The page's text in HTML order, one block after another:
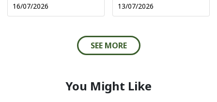
16/07/2026 13/07/2026
SEE MORE
You Might Like